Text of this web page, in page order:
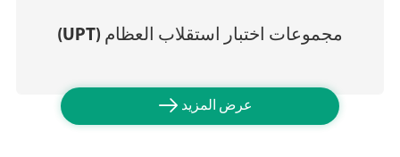
مجموعات اختبار استقلاب العظام (UPT)
عرض المزيد 